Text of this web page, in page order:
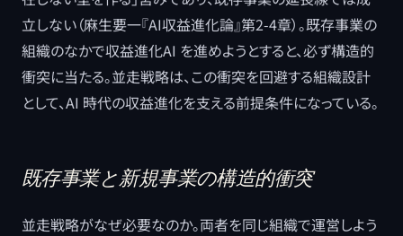
立しない（麻生要一『AI収益進化論』第2-4章）。既存事業の
組織のなかで収益進化AI を進めようとすると、必ず構造的
衝突に当たる。並走戦略は、この衝突を回避する組織設計
として、AI 時代の収益進化を支える前提条件になっている。
既存事業と新規事業の構造的衝突
並走戦略がなぜ必要なのか。両者を同じ組織で運営しよう